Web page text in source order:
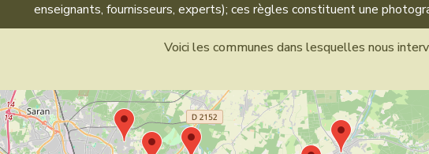
enseignants, fournisseurs, experts); ces règles constituent une
Voici les communes dans lesquelles nous